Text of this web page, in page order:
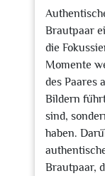
Brautpaar
die
Momente
des Paares
Bildern
sind,
haben.
Brautpaar,